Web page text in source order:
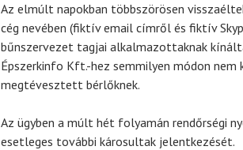
Az elmúlt napokban többszörösen
cég nevében (fiktív email címről és fiktív
bűnszervezet tagjai alkalmazottaknak
Épszerkinfo Kft.-hez semmilyen módon
megtévesztett bérlőknek.
Az ügyben a múlt hét folyamán rendőrségi
esetleges további károsultak jelentkezését.